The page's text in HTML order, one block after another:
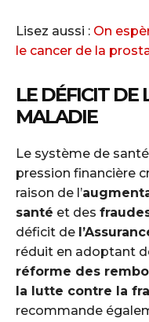
Lisez aussi : On
le cancer de la
LE DÉFICIT DE
MALADIE
Le système de
pression financière
raison de l’
santé et des
déficit de
réduit en adoptant
réforme des
la lutte contre la
recommande